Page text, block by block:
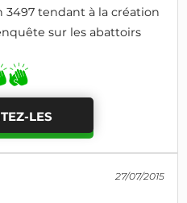
tendant à la création
sur les abattoirs
LES
27/07/2015